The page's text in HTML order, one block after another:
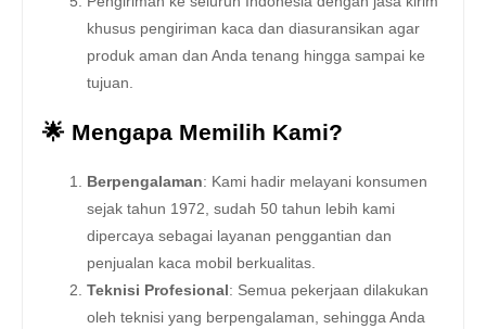
khusus pengiriman kaca dan diasuransikan agar
produk aman dan Anda tenang hingga sampai ke
tujuan.
🌟 Mengapa Memilih Kami?
Berpengalaman: Kami hadir melayani konsumen
sejak tahun 1972, sudah 50 tahun lebih kami
dipercaya sebagai layanan penggantian dan
penjualan kaca mobil berkualitas.
Teknisi Profesional : Semua pekerjaan dilakukan
oleh teknisi yang berpengalaman, sehingga Anda